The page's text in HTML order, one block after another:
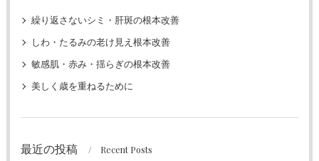
繰り返さないシミ・肝斑の根本改善
しわ・たるみの老け見え根本改善
敏感肌・赤み・揺らぎの根本改善
美しく歳を重ねるために
最近の投稿 Recent Posts